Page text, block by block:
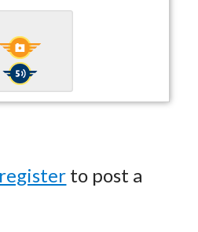
register to post a